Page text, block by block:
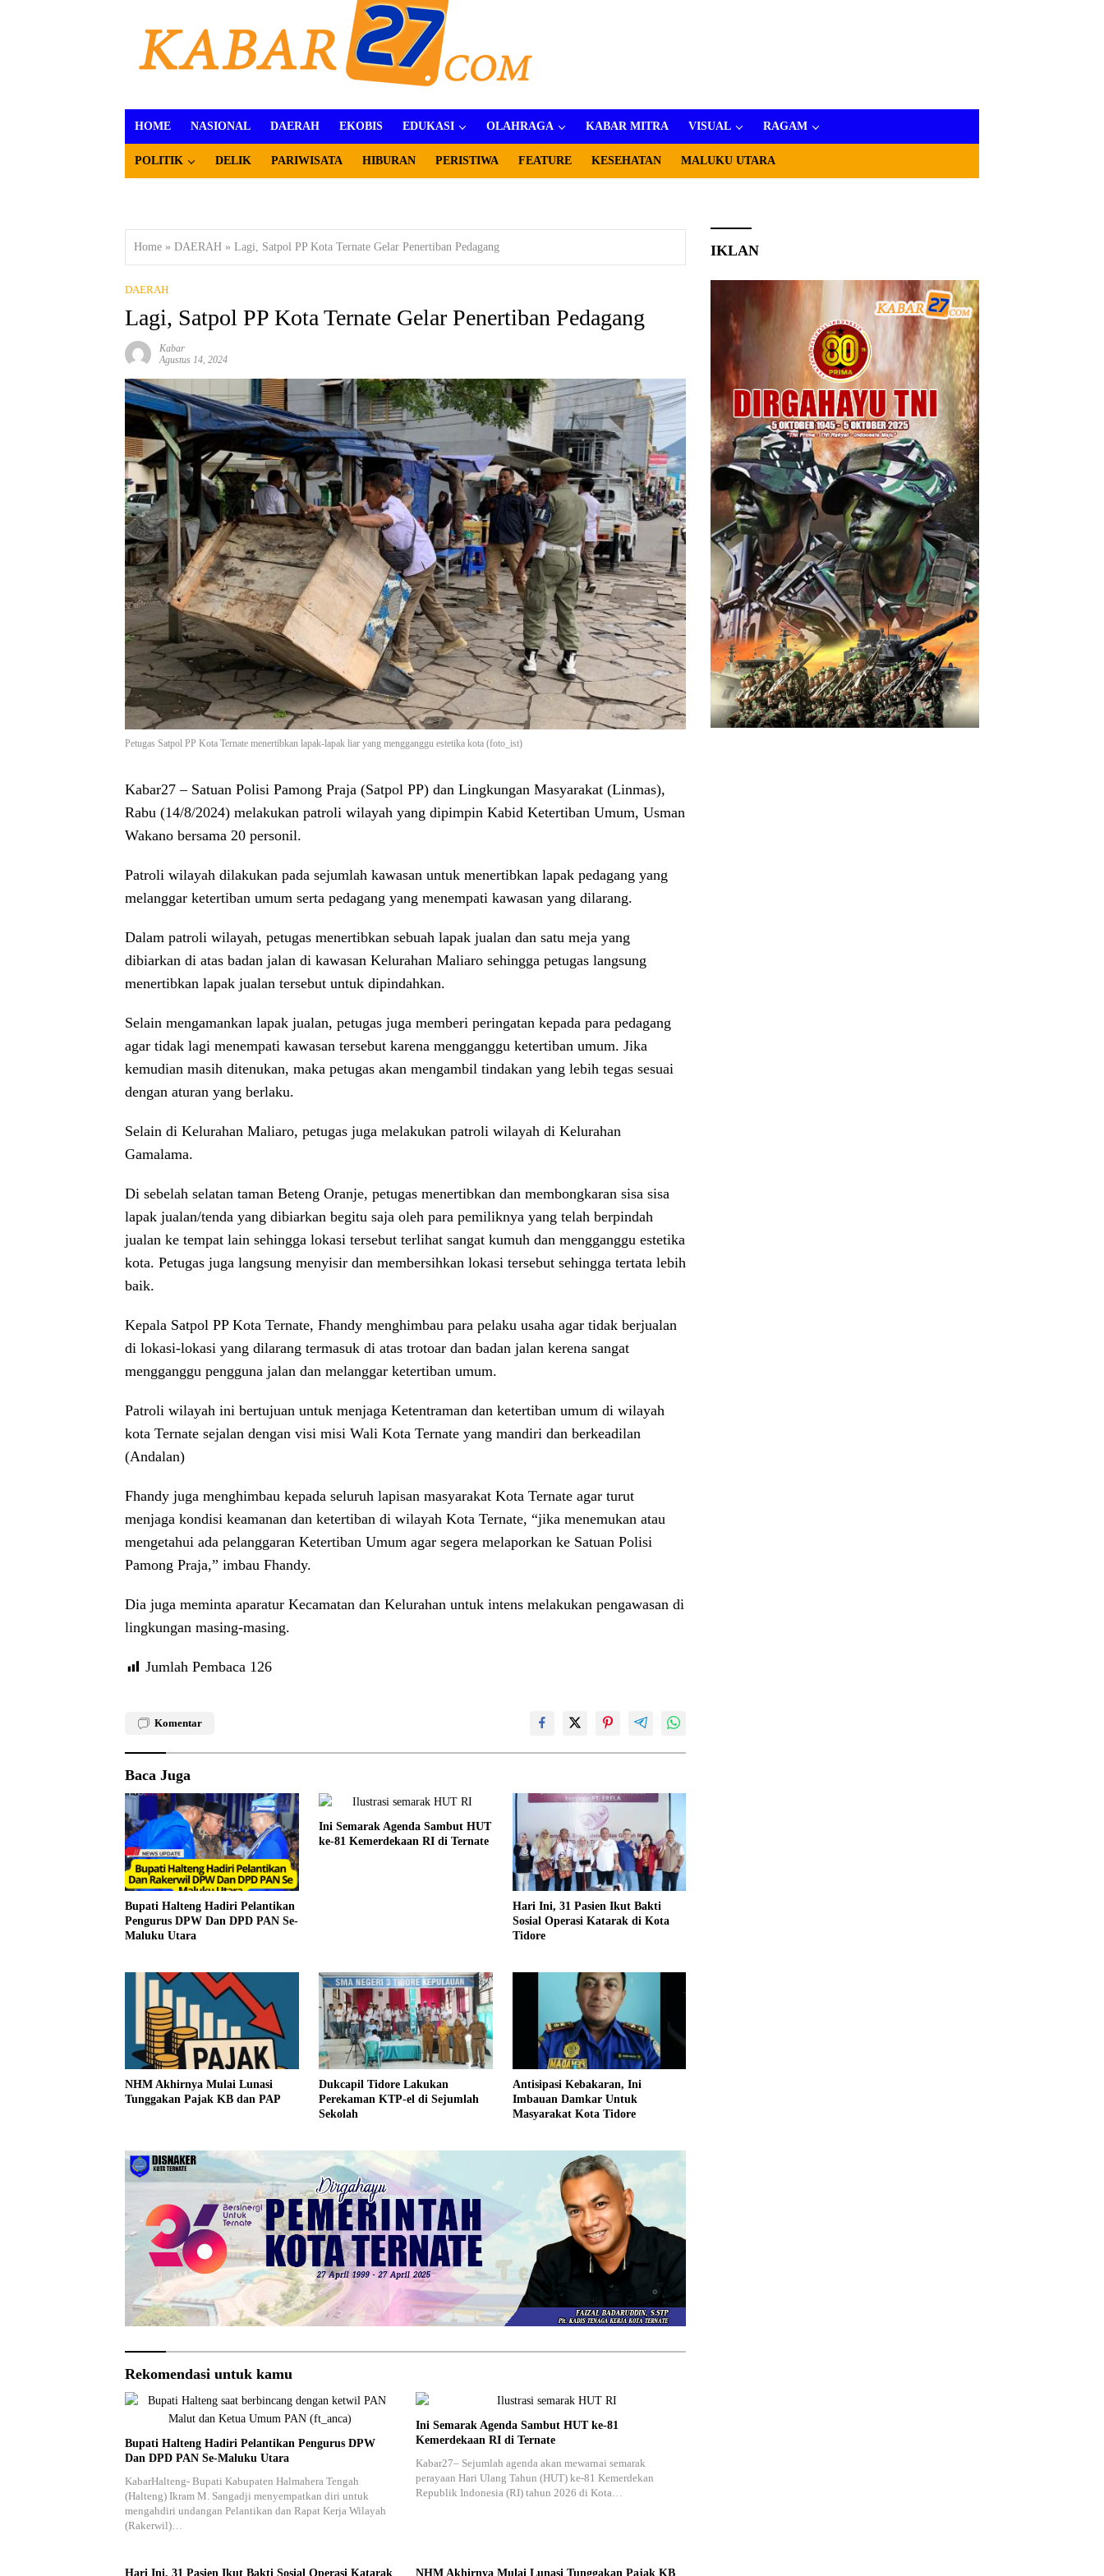
HOME NASIONAL DAERAH EKOBIS EDUKASI OLAHRAGA KABAR MITRA VISUAL RAGAM
POLITIK DELIK PARIWISATA HIBURAN PERISTIWA FEATURE KESEHATAN MALUKU UTARA
Home » DAERAH » Lagi, Satpol PP Kota Ternate Gelar Penertiban Pedagang
DAERAH
Lagi, Satpol PP Kota Ternate Gelar Penertiban Pedagang
Kabar
Agustus 14, 2024
Petugas Satpol PP Kota Ternate menertibkan lapak-lapak liar yang mengganggu estetika kota (foto_ist)
Kabar27 – Satuan Polisi Pamong Praja (Satpol PP) dan Lingkungan Masyarakat (Linmas),
Rabu (14/8/2024) melakukan patroli wilayah yang dipimpin Kabid Ketertiban Umum, Usman
Wakano bersama 20 personil.
Patroli wilayah dilakukan pada sejumlah kawasan untuk menertibkan lapak pedagang yang
melanggar ketertiban umum serta pedagang yang menempati kawasan yang dilarang.
Dalam patroli wilayah, petugas menertibkan sebuah lapak jualan dan satu meja yang
dibiarkan di atas badan jalan di kawasan Kelurahan Maliaro sehingga petugas langsung
menertibkan lapak jualan tersebut untuk dipindahkan.
Selain mengamankan lapak jualan, petugas juga memberi peringatan kepada para pedagang
agar tidak lagi menempati kawasan tersebut karena mengganggu ketertiban umum. Jika
kemudian masih ditenukan, maka petugas akan mengambil tindakan yang lebih tegas sesuai
dengan aturan yang berlaku.
Selain di Kelurahan Maliaro, petugas juga melakukan patroli wilayah di Kelurahan
Gamalama.
Di sebelah selatan taman Beteng Oranje, petugas menertibkan dan membongkaran sisa sisa
lapak jualan/tenda yang dibiarkan begitu saja oleh para pemiliknya yang telah berpindah
jualan ke tempat lain sehingga lokasi tersebut terlihat sangat kumuh dan mengganggu estetika
kota. Petugas juga langsung menyisir dan membersihkan lokasi tersebut sehingga tertata lebih
baik.
Kepala Satpol PP Kota Ternate, Fhandy menghimbau para pelaku usaha agar tidak berjualan
di lokasi-lokasi yang dilarang termasuk di atas trotoar dan badan jalan kerena sangat
mengganggu pengguna jalan dan melanggar ketertiban umum.
Patroli wilayah ini bertujuan untuk menjaga Ketentraman dan ketertiban umum di wilayah
kota Ternate sejalan dengan visi misi Wali Kota Ternate yang mandiri dan berkeadilan
(Andalan)
Fhandy juga menghimbau kepada seluruh lapisan masyarakat Kota Ternate agar turut
menjaga kondisi keamanan dan ketertiban di wilayah Kota Ternate, “jika menemukan atau
mengetahui ada pelanggaran Ketertiban Umum agar segera melaporkan ke Satuan Polisi
Pamong Praja,” imbau Fhandy.
Dia juga meminta aparatur Kecamatan dan Kelurahan untuk intens melakukan pengawasan di
lingkungan masing-masing.
Jumlah Pembaca 126
Komentar
Baca Juga
Bupati Halteng Hadiri Pelantikan
Pengurus DPW Dan DPD PAN Se-
Maluku Utara
Ini Semarak Agenda Sambut HUT
ke-81 Kemerdekaan RI di Ternate
Hari Ini, 31 Pasien Ikut Bakti
Sosial Operasi Katarak di Kota
Tidore
NHM Akhirnya Mulai Lunasi
Tunggakan Pajak KB dan PAP
Dukcapil Tidore Lakukan
Perekaman KTP-el di Sejumlah
Sekolah
Antisipasi Kebakaran, Ini
Imbauan Damkar Untuk
Masyarakat Kota Tidore
Rekomendasi untuk kamu
Bupati Halteng Hadiri Pelantikan Pengurus DPW
Dan DPD PAN Se-Maluku Utara
KabarHalteng- Bupati Kabupaten Halmahera Tengah
(Halteng) Ikram M. Sangadji menyempatkan diri untuk
mengahdiri undangan Pelantikan dan Rapat Kerja Wilayah
(Rakerwil)…
Ini Semarak Agenda Sambut HUT ke-81
Kemerdekaan RI di Ternate
Kabar27– Sejumlah agenda akan mewarnai semarak
perayaan Hari Ulang Tahun (HUT) ke-81 Kemerdekan
Republik Indonesia (RI) tahun 2026 di Kota…
Hari Ini, 31 Pasien Ikut Bakti Sosial Operasi Katarak NHM Akhirnya Mulai Lunasi Tunggakan Pajak KB
IKLAN